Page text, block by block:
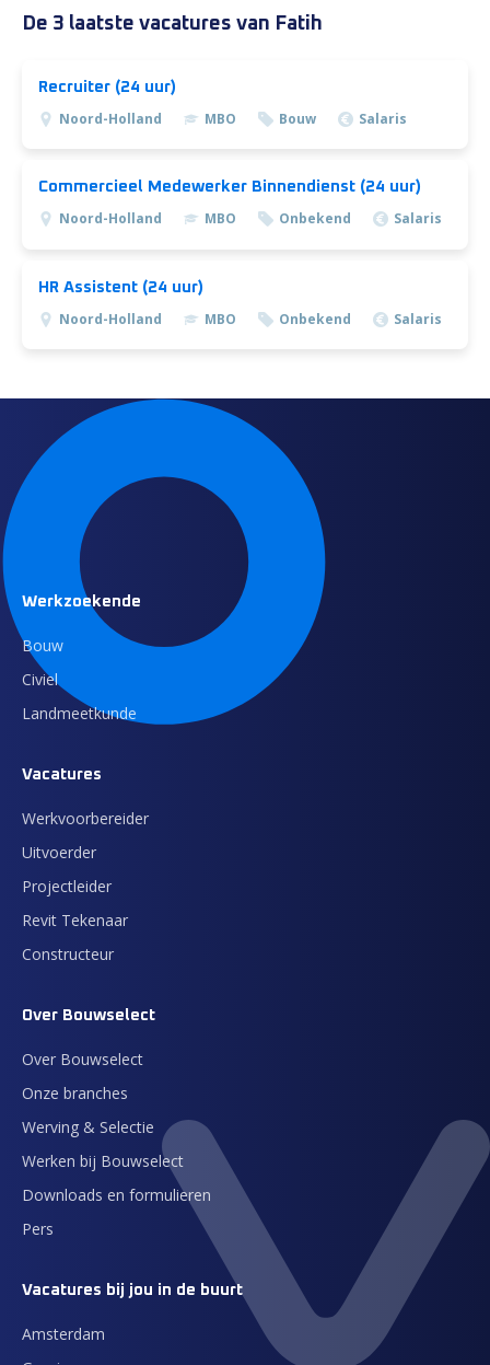
De 3 laatste vacatures van Fatih
Recruiter (24 uur)
Noord-Holland MBO Bouw Salaris
Commercieel Medewerker Binnendienst (24 uur)
Noord-Holland MBO Onbekend Salaris
HR Assistent (24 uur)
Noord-Holland MBO Onbekend Salaris
Werkzoekende
Bouw
Civiel
Landmeetkunde
Vacatures
Werkvoorbereider
Uitvoerder
Projectleider
Revit Tekenaar
Constructeur
Over Bouwselect
Over Bouwselect
Onze branches
Werving & Selectie
Werken bij Bouwselect
Downloads en formulieren
Pers
Vacatures bij jou in de buurt
Amsterdam